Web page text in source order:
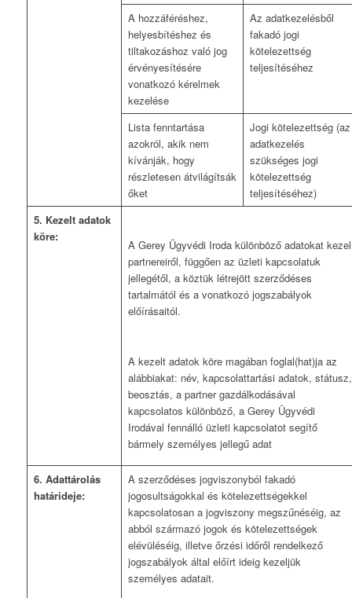
A hozzáféréshez,
helyesbítéshez és
tiltakozáshoz való jog
érvényesítésére
vonatkozó kérelmek
kezelése
Az adatkezelésből
fakadó jogi
kötelezettség
teljesítéséhez
Lista fenntartása
azokról, akik nem
kívánják, hogy
részletesen átvilágítsák
őket
Jogi kötelezettség (az
adatkezelés
szükséges jogi
kötelezettség
teljesítéséhez)
5. Kezelt adatok
köre:
A Gerey Ügyvédi Iroda különböző adatokat kezel
partnereiről, függően az üzleti kapcsolatuk
jellegétől, a köztük létrejött szerződéses
tartalmától és a vonatkozó jogszabályok
előírásaitól.
A kezelt adatok köre magában foglal(hat)ja az
alábbiakat: név, kapcsolattartási adatok, státusz,
beosztás, a partner gazdálkodásával
kapcsolatos különböző, a Gerey Ügyvédi
Irodával fennálló üzleti kapcsolatot segítő
bármely személyes jellegű adat
6. Adattárolás
határideje:
A szerződéses jogviszonyból fakadó
jogosultságokkal és kötelezettségekkel
kapcsolatosan a jogviszony megszűnéséig, az
abból származó jogok és kötelezettségek
elévüléséig, illetve őrzési időről rendelkező
jogszabályok által előírt ideig kezeljük
személyes adatait.